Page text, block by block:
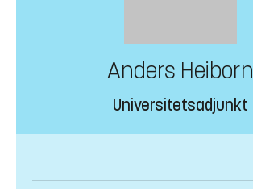
Anders Heiborn
Universitetsadjunkt